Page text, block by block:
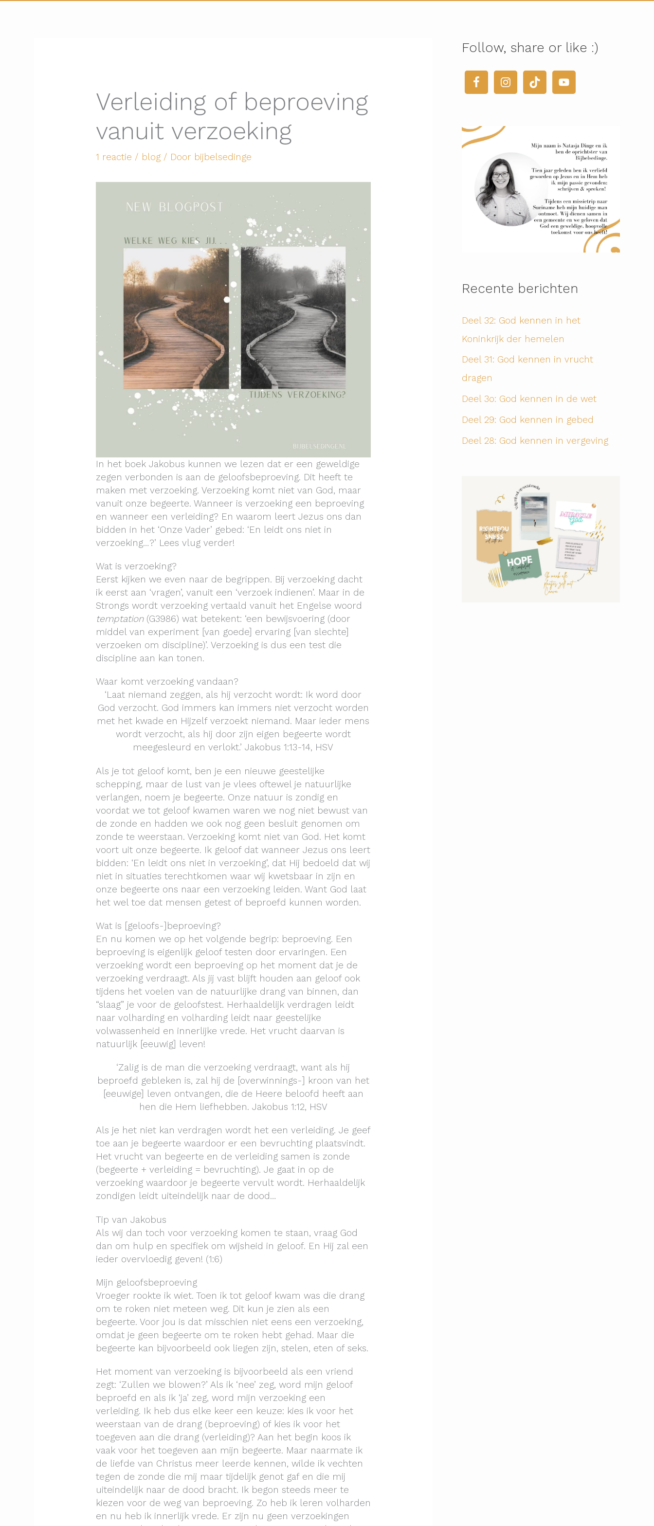
Verleiding of beproeving
vanuit verzoeking
1 reactie / blog/ Door bijbelsedinge
In het boek Jakobus kunnen we lezen dat er een geweldige
zegen verbonden is aan de geloofsbeproeving. Dit heeft te
maken met verzoeking. Verzoeking komt niet van God, maar
vanuit onze begeerte. Wanneer is verzoeking een beproeving
en wanneer een verleiding? En waarom leert Jezus ons dan
bidden in het ‘Onze Vader’ gebed: ‘En leidt ons niet in
verzoeking…?’ Lees vlug verder!
Wat is verzoeking?
Eerst kijken we even naar de begrippen. Bij verzoeking dacht
ik eerst aan ‘vragen’, vanuit een ‘verzoek indienen’. Maar in de
Strongs wordt verzoeking vertaald vanuit het Engelse woord
temptation(G3986) wat betekent: ‘een bewijsvoering (door
middel van experiment [van goede] ervaring [van slechte]
verzoeken om discipline)’. Verzoeking is dus een test die
discipline aan kan tonen.
Waar komt verzoeking vandaan?
‘Laat niemand zeggen, als hij verzocht wordt: Ik word door
God verzocht. God immers kan immers niet verzocht worden
met het kwade en Hijzelf verzoekt niemand. Maar ieder mens
wordt verzocht, als hij door zijn eigen begeerte wordt
meegesleurd en verlokt.’ Jakobus 1:13-14, HSV
Als je tot geloof komt, ben je een nieuwe geestelijke
schepping, maar de lust van je vlees oftewel je natuurlijke
verlangen, noem je begeerte. Onze natuur is zondig en
voordat we tot geloof kwamen waren we nog niet bewust van
de zonde en hadden we ook nog geen besluit genomen om
zonde te weerstaan. Verzoeking komt niet van God. Het komt
voort uit onze begeerte. Ik geloof dat wanneer Jezus ons leert
bidden: ‘En leidt ons niet in verzoeking’, dat Hij bedoeld dat wij
niet in situaties terechtkomen waar wij kwetsbaar in zijn en
onze begeerte ons naar een verzoeking leiden. Want God laat
het wel toe dat mensen getest of beproefd kunnen worden.
Wat is [geloofs-]beproeving?
En nu komen we op het volgende begrip: beproeving. Een
beproeving is eigenlijk geloof testen door ervaringen. Een
verzoeking wordt een beproeving op het moment dat je de
verzoeking verdraagt. Als jij vast blijft houden aan geloof ook
tijdens het voelen van de natuurlijke drang van binnen, dan
“slaag” je voor de geloofstest. Herhaaldelijk verdragen leidt
naar volharding en volharding leidt naar geestelijke
volwassenheid en innerlijke vrede. Het vrucht daarvan is
natuurlijk [eeuwig] leven!
‘Zalig is de man die verzoeking verdraagt, want als hij
beproefd gebleken is, zal hij de [overwinnings-] kroon van het
[eeuwige] leven ontvangen, die de Heere beloofd heeft aan
hen die Hem liefhebben. Jakobus 1:12, HSV
Als je het niet kan verdragen wordt het een verleiding. Je geef
toe aan je begeerte waardoor er een bevruchting plaatsvindt.
Het vrucht van begeerte en de verleiding samen is zonde
(begeerte + verleiding = bevruchting). Je gaat in op de
verzoeking waardoor je begeerte vervult wordt. Herhaaldelijk
zondigen leidt uiteindelijk naar de dood…
Tip van Jakobus
Als wij dan toch voor verzoeking komen te staan, vraag God
dan om hulp en specifiek om wijsheid in geloof. En Hij zal een
ieder overvloedig geven! (1:6)
Mijn geloofsbeproeving
Vroeger rookte ik wiet. Toen ik tot geloof kwam was die drang
om te roken niet meteen weg. Dit kun je zien als een
begeerte. Voor jou is dat misschien niet eens een verzoeking,
omdat je geen begeerte om te roken hebt gehad. Maar die
begeerte kan bijvoorbeeld ook liegen zijn, stelen, eten of seks.
Het moment van verzoeking is bijvoorbeeld als een vriend
zegt: ‘Zullen we blowen?’ Als ik ‘nee’ zeg, word mijn geloof
beproefd en als ik ‘ja’ zeg, word mijn verzoeking een
verleiding. Ik heb dus elke keer een keuze: kies ik voor het
weerstaan van de drang (beproeving) of kies ik voor het
toegeven aan die drang (verleiding)? Aan het begin koos ik
vaak voor het toegeven aan mijn begeerte. Maar naarmate ik
de liefde van Christus meer leerde kennen, wilde ik vechten
tegen de zonde die mij maar tijdelijk genot gaf en die mij
uiteindelijk naar de dood bracht. Ik begon steeds meer te
kiezen voor de weg van beproeving. Zo heb ik leren volharden
en nu heb ik innerlijk vrede. Er zijn nu geen verzoekingen
Follow, share or like :)
Recente berichten
Deel 32: God kennen in het
Koninkrijk der hemelen
Deel 31: God kennen in vrucht
dragen
Deel 3o: God kennen in de wet
Deel 29: God kennen in gebed
Deel 28: God kennen in vergeving